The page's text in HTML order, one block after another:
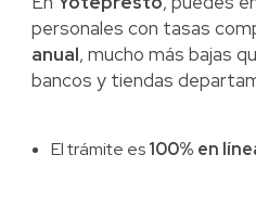
personales con tasas
anual, mucho más bajas
bancos y tiendas
El trámite es100% en